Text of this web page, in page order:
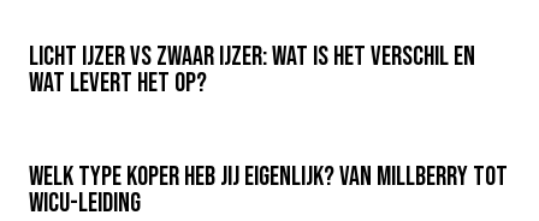
Licht ijzer vs zwaar ijzer: wat is het verschil en
wat levert het op?
Welk type koper heb jij eigenlijk? Van Millberry tot
Wicu-leiding